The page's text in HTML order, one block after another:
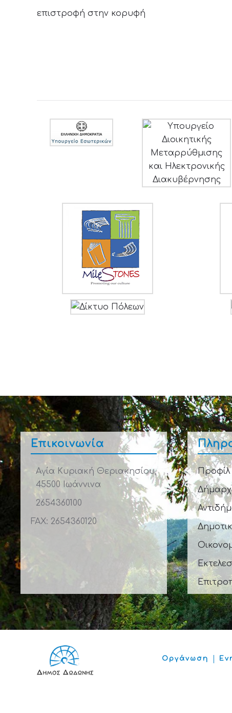
επιστροφή στην κορυφή
Επικοινωνία
Αγία Κυριακή Θεριακησίου,
45500 Ιωάννινα
2654360100
FAX: 2654360120
Οργάνωση